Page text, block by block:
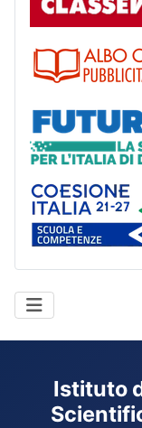
Istituto